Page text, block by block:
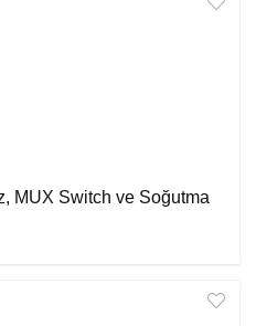
MUX Switch ve Soğutma